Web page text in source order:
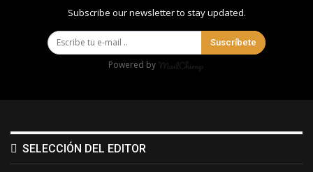
Subscribe our newsletter to stay updated.
Suscríbete
Powered by
SELECCIÓN DEL EDITOR